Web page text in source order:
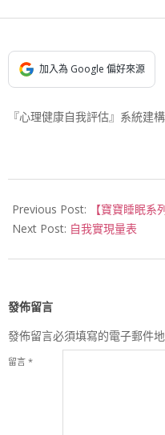
健
康
發
展
協
會
加入為 Google 偏好來源
『心理健康自我評估』系統建
11-
27
Previous Post:
【寶寶睡眠
Next Post: 自我實現量表
發佈留言
發佈留言必須填寫的電子郵件
留言 *